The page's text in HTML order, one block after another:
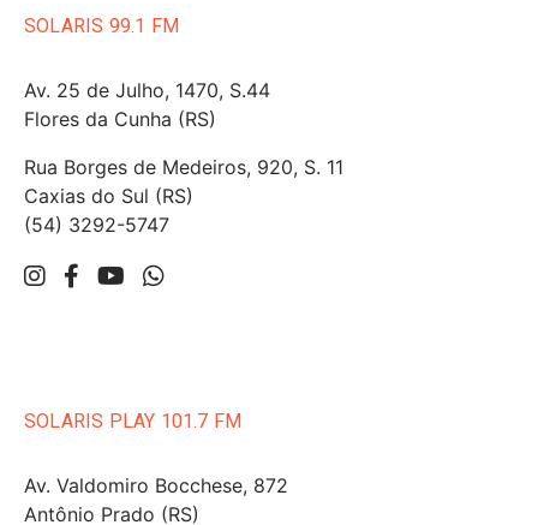
SOLARIS 99.1 FM
Av. 25 de Julho, 1470, S.44
Flores da Cunha (RS)
Rua Borges de Medeiros, 920, S. 11
Caxias do Sul (RS)
(54) 3292-5747
SOLARIS PLAY 101.7 FM
Av. Valdomiro Bocchese, 872
Antônio Prado (RS)